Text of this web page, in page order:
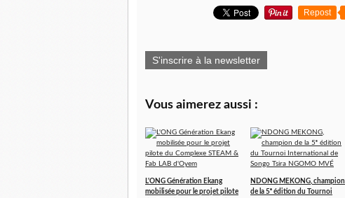
Repost
S'inscrire à la newsletter
Vous aimerez aussi :
L'ONG Génération Ekang
mobilisée pour le projet pilote
NDONG MEKONG, champion
de la 5ᵉ édition du Tournoi